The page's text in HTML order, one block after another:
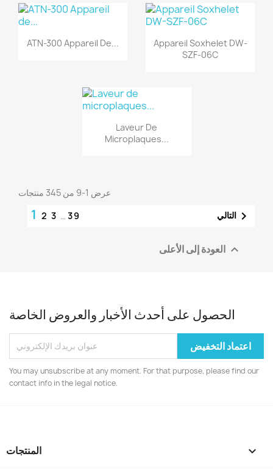
ATN-300 Appareil De...
Appareil Soxhelet DW-
SZF-06C
Laveur De
Microplaques...
عرض 1-9 من 345 منتجات
1 2 3 … 39 التالي 

الحصول على أحدث الأخبار والعروض الخاصة
You may unsubscribe at any moment. For that purpose, please find our
contact info in the legal notice.
المنتجات 